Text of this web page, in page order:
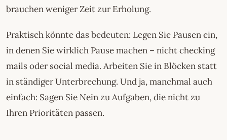
brauchen weniger Zeit zur Erholung.
Praktisch könnte das bedeuten: Legen Sie Pausen ein,
in denen Sie wirklich Pause machen – nicht checking
mails oder social media. Arbeiten Sie in Blöcken statt
in ständiger Unterbrechung. Und ja, manchmal auch
einfach: Sagen Sie Nein zu Aufgaben, die nicht zu
Ihren Prioritäten passen.